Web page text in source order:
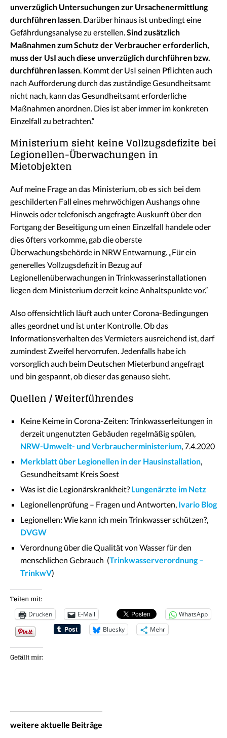
unverzüglich Untersuchungen zur Ursachenermittlung
durchführen lassen. Darüber hinaus ist unbedingt eine
Gefährdungsanalyse zu erstellen.Sind zusätzlich
Maßnahmen zum Schutz der Verbraucher erforderlich,
muss der UsI auch diese unverzüglich durchführen bzw.
durchführen lassen. Kommt der UsI seinen Pflichten auch
nach Aufforderung durch das zuständige Gesundheitsamt
nicht nach, kann das Gesundheitsamt erforderliche
Maßnahmen anordnen. Dies ist aber immer im konkreten
Einzelfall zu betrachten.“
Ministerium sieht keine Vollzugsdefizite bei
Legionellen-Überwachungen in
Mietobjekten
Auf meine Frage an das Ministerium, ob es sich bei dem
geschilderten Fall eines mehrwöchigen Aushangs ohne
Hinweis oder telefonisch angefragte Auskunft über den
Fortgang der Beseitigung um einen Einzelfall handele oder
dies öfters vorkomme, gab die oberste
Überwachungsbehörde in NRW Entwarnung. „Für ein
generelles Vollzugsdefizit in Bezug auf
Legionellenüberwachungen in Trinkwasserinstallationen
liegen dem Ministerium derzeit keine Anhaltspunkte vor.“
Also offensichtlich läuft auch unter Corona-Bedingungen
alles geordnet und ist unter Kontrolle. Ob das
Informationsverhalten des Vermieters ausreichend ist, darf
zumindest Zweifel hervorrufen. Jedenfalls habe ich
vorsorglich auch beim Deutschen Mieterbund angefragt
und bin gespannt, ob dieser das genauso sieht.
Quellen / Weiterführendes
Keine Keime in Corona-Zeiten: Trinkwasserleitungen in
derzeit ungenutzten Gebäuden regelmäßig spülen,
NRW-Umwelt- und Verbraucherministerium, 7.4.2020
Merkblatt über Legionellen in der Hausinstallation,
Gesundheitsamt Kreis Soest
Was ist die Legionärskrankheit? Lungenärzte im Netz
Legionellenprüfung – Fragen und Antworten, Ivario Blog
Legionellen: Wie kann ich mein Trinkwasser schützen?,
DVGW
Verordnung über die Qualität von Wasser für den
menschlichen Gebrauch (Trinkwasserverordnung –
TrinkwV)
Teilen mit:
Drucken E-Mail
WhatsApp
Bluesky
Mehr
Gefällt mir:
weitere aktuelle Beiträge